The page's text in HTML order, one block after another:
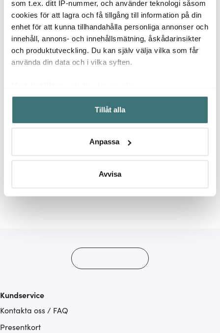
som t.ex. ditt IP-nummer, och använder teknologi såsom
cookies för att lagra och få tillgång till information på din
enhet för att kunna tillhandahålla personliga annonser och
innehåll, annons- och innehållsmätning, åskådarinsikter
och produktutveckling. Du kan själv välja vilka som får
använda din data och i vilka syften.
Samla in information om din geografiska plats som
kan ha en noggrannhet på upp till flera meter
Identifiera din enhet genom att aktivt skanna den för
Ta reda på mer om hur dina personliga uppgifter
Du kan ändra eller dra tillbaka ditt samtycke när som
som du vill dela med dig av.
Tillåt alla
Anpassa
Avvisa
redskapförvaring 1,1 L
Bleu Riviera
439 kr
I lager
129 kr
I lager
Vit
299
Låt dig inspireras av våra kunder
Kundservice
Kontakta oss / FAQ
Presentkort